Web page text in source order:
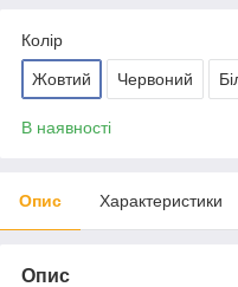
Колір
Жовтий Червоний
В наявності
Опис Характеристики
Опис